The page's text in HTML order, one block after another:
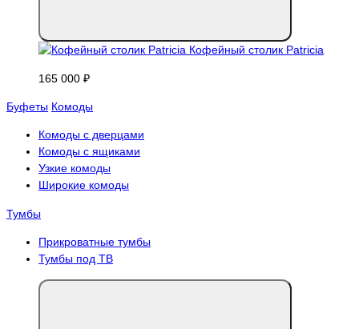
Кофейный столик Patricia
165 000 ₽
Буфеты Комоды
Комоды с дверцами
Комоды с ящиками
Узкие комоды
Широкие комоды
Тумбы
Прикроватные тумбы
Тумбы под ТВ